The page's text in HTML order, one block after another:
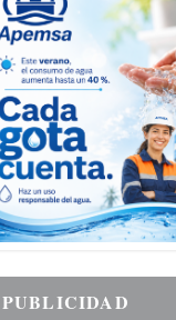
PUBLICIDAD